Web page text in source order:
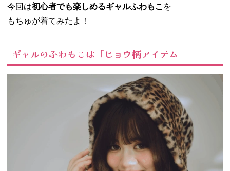
今回は初心者でも楽しめるギャルふわもこ を
もちゅが着てみたよ！
ギャルのふわもこは「ヒョウ柄アイテム」